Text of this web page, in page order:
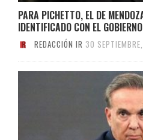
PARA PICHETTO, EL DE
IDENTIFICADO CON EL
REDACCIÓN IR 30